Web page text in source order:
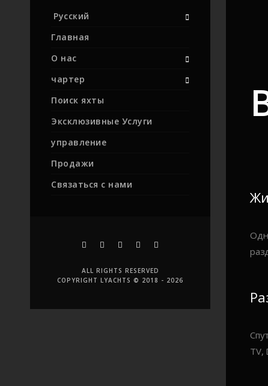
Русский
Главная
О нас
чартер
Поиск яхты
Эксклюзивные Услуги
управление
Продажи
Связаться с нами
ALL RIGHTS RESERVED
COPYRIGHT LYACHTS © 2018 - 2026
TV,